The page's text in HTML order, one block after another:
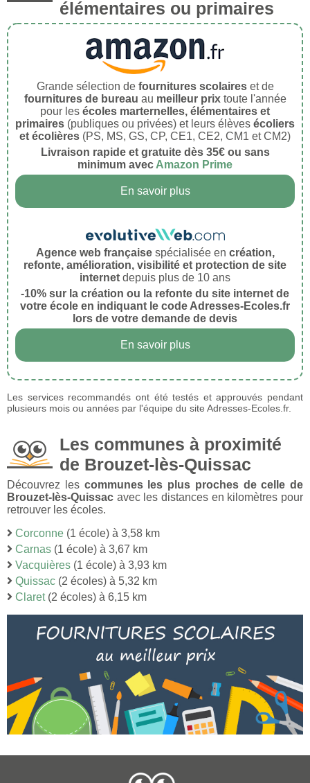
élémentaires ou primaires
Grande sélection de fournitures scolaireset de
fournitures de bureau au meilleur prixtoute l'année
pour les écoles marternelles, élémentaires et
primaires (publiques ou privées) et leurs élèves écoliers
et écolières (PS, MS, GS, CP, CE1, CE2, CM1 et CM2)
Livraison rapide et gratuite dès 35€ ou sans
minimum avec Amazon Prime
En savoir plus
Agence web françaisespécialisée en création,
refonte, amélioration, visibilité et protection de site
internet depuis plus de 10 ans
-10% sur la création ou la refonte du site internet de
votre école en indiquant le code Adresses-Ecoles.fr
lors de votre demande de devis
En savoir plus
Les services recommandés ont été testés et approuvés pendant
plusieurs mois ou années par l'équipe du site Adresses-Ecoles.fr.
Les communes à proximité
de Brouzet-lès-Quissac
Découvrez les communes les plus proches de celle de
Brouzet-lès-Quissac avec les distances en kilomètres pour
retrouver les écoles.
Corconne (1 école) à 3,58 km
Carnas (1 école) à 3,67 km
Vacquières (1 école) à 3,93 km
Quissac (2 écoles) à 5,32 km
Claret(2 écoles) à 6,15 km